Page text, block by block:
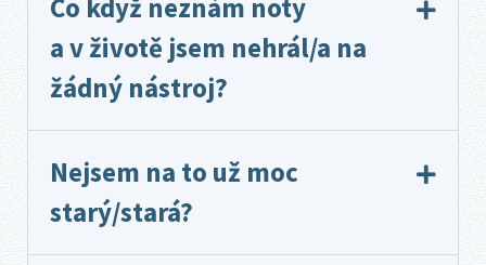
Co když neznám noty
a v životě jsem nehrál/a na
žádný nástroj?
Nejsem na to už moc
starý/stará?